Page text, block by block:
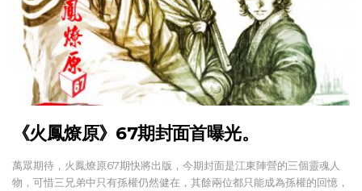
《火鳳燎原》67期封面首曝光。
萬眾期待，火鳳燎原67期快將出版，今期封面是江東陣營的三個靈魂人
物，可惜三兄弟中只有孫權仍然健在，其餘兩位都只能成為孫權的回憶，